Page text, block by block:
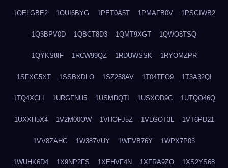
1OELGBE2 1OUI6BYG 1PET0A5T 1PMAFB0V 1PSGIWB2
1Q3BPV0D 1QBCT8D3 1QMT9XGT 1QWO8TSQ
1QYKS8IF 1RCW99QZ 1RDUWSSK 1RYOMZPR
1SFXG5XT 1SSBXDLO 1SZ258AV 1T04TFO9 1T3A32QI
1TQ4XCLI 1URGFNU5 1USMDQTI 1USXOD9C 1UTQO46Q
1UXXH5X4 1V2M00OW 1VHOFJ5Z 1VLGOT3L 1VT6PD21
1VV8ZAHG 1W387VUY 1WFVB76Y 1WPX7P03
1WUHK6D4 1X9NP2FS 1XEHVF4N 1XFRA9ZO 1XS2YS68